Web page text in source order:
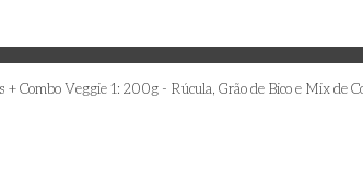
Combo Veggie 1: 200g - Rúcula, Grão de Bico e Mix de